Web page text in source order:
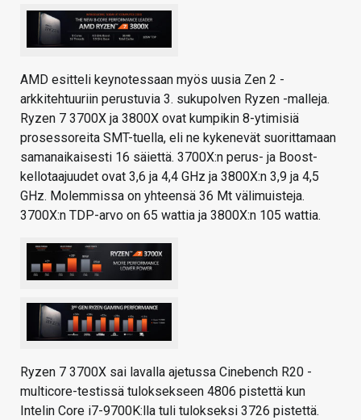
AMD esitteli keynotessaan myös uusia Zen 2 -
arkkitehtuuriin perustuvia 3. sukupolven Ryzen -malleja.
Ryzen 7 3700X ja 3800X ovat kumpikin 8-ytimisiä
prosessoreita SMT-tuella, eli ne kykenevät suorittamaan
samanaikaisesti 16 säiettä. 3700X:n perus- ja Boost-
kellotaajuudet ovat 3,6 ja 4,4 GHz ja 3800X:n 3,9 ja 4,5
GHz. Molemmissa on yhteensä 36 Mt välimuisteja.
3700X:n TDP-arvo on 65 wattia ja 3800X:n 105 wattia.
Ryzen 7 3700X sai lavalla ajetussa Cinebench R20 -
multicore-testissä tuloksekseen 4806 pistettä kun
Intelin Core i7-9700K:lla tuli tulokseksi 3726 pistettä.